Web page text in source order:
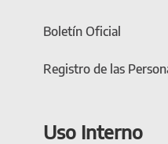
Boletín Oficial
Registro de las
Uso Interno